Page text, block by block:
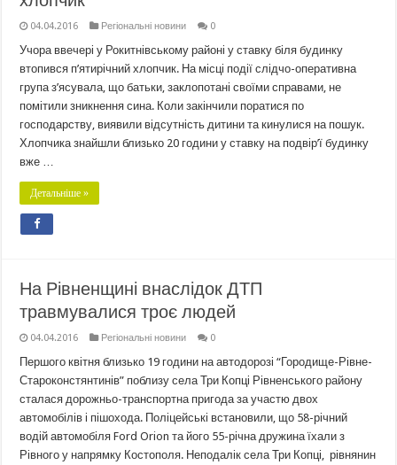
04.04.2016 Регіональні новини 0
Учора ввечері у Рокитнівському районі у ставку біля будинку
втопився п’ятирічний хлопчик. На місці події слідчо-оперативна
група з’ясувала, що батьки, заклопотані своїми справами, не
помітили зникнення сина. Коли закінчили поратися по
господарству, виявили відсутність дитини та кинулися на пошук.
Хлопчика знайшли близько 20 години у ставку на подвір’ї будинку
вже …
Детальніше »
На Рівненщині внаслідок ДТП
травмувалися троє людей
04.04.2016 Регіональні новини 0
Першого квітня близько 19 години на автодорозі “Городище-Рівне-
Староконстянтинів” поблизу села Три Копці Рівненського району
сталася дорожньо-транспортна пригода за участю двох
автомобілів і пішохода. Поліцейські встановили, що 58-річний
водій автомобіля Ford Orion та його 55-річна дружина їхали з
Рівного у напрямку Костополя. Неподалік села Три Копці, рівнянин